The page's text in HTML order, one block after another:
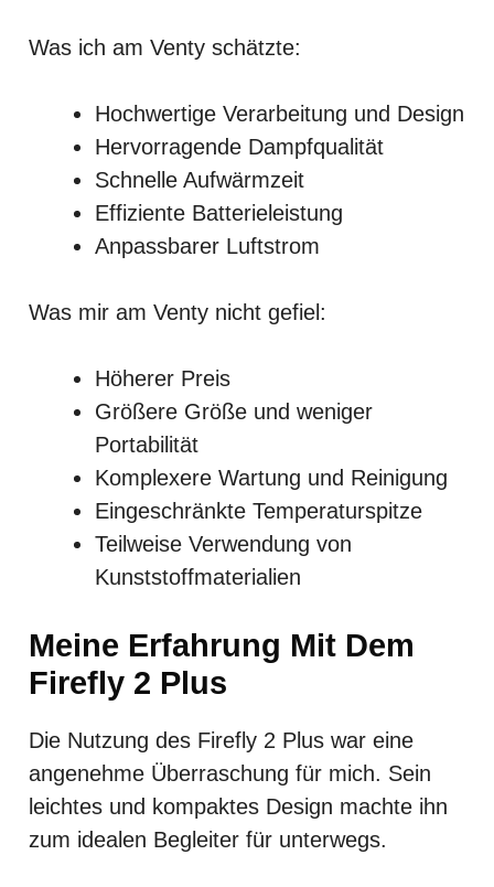
Was ich am Venty schätzte:
Hochwertige Verarbeitung und Design
Hervorragende Dampfqualität
Schnelle Aufwärmzeit
Effiziente Batterieleistung
Anpassbarer Luftstrom
Was mir am Venty nicht gefiel:
Höherer Preis
Größere Größe und weniger
Portabilität
Komplexere Wartung und Reinigung
Eingeschränkte Temperaturspitze
Teilweise Verwendung von
Kunststoffmaterialien
Meine Erfahrung Mit Dem
Firefly 2 Plus
Die Nutzung des Firefly 2 Plus war eine
angenehme Überraschung für mich. Sein
leichtes und kompaktes Design machte ihn
zum idealen Begleiter für unterwegs.